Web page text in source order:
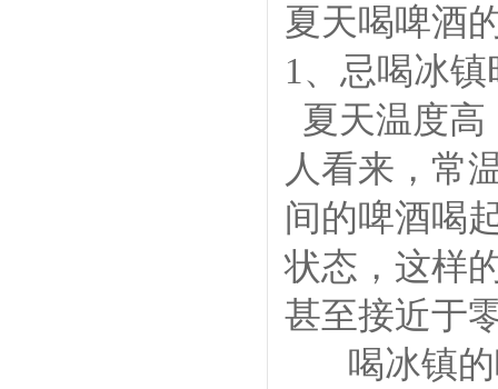
夏天喝啤酒
1、忌喝冰
夏天温度
人看来，常
间的啤酒喝
状态，这样
甚至接近于
喝冰镇的